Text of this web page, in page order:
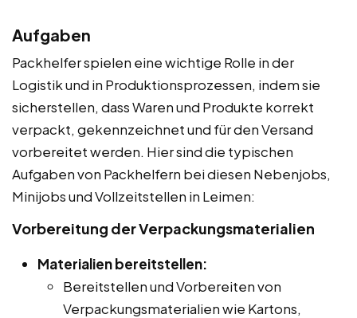
Aufgaben
Packhelfer spielen eine wichtige Rolle in der
Logistik und in Produktionsprozessen, indem sie
sicherstellen, dass Waren und Produkte korrekt
verpackt, gekennzeichnet und für den Versand
vorbereitet werden. Hier sind die typischen
Aufgaben von Packhelfern bei diesen Nebenjobs,
Minijobs und Vollzeitstellen in Leimen:
Vorbereitung der Verpackungsmaterialien
Materialien bereitstellen:
Bereitstellen und Vorbereiten von
Verpackungsmaterialien wie Kartons,